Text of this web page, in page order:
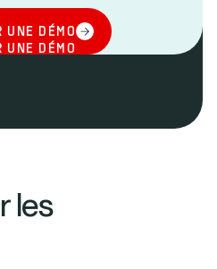
UNE DÉMO
DÉMO
les